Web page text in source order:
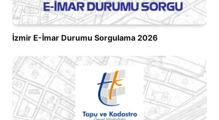
İzmir E-İmar Durumu Sorgulama 2026